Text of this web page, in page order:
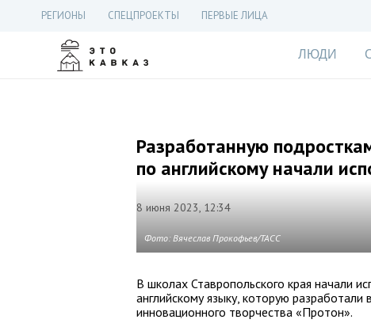
РЕГИОНЫ СПЕЦПРОЕКТЫ ПЕРВЫЕ ЛИЦА
ЛЮДИ
Разработанную
по английскому начали
8 июня 2023, 12:34
Фото: Вячеслав Прокофьев/ТАСС
В школах Ставропольского края начали
английскому языку, которую
инновационного творчества «Протон».